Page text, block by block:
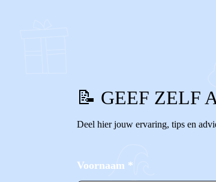
📝 GEEF ZELF
Deel hier jouw ervaring, tips en
Voornaam *